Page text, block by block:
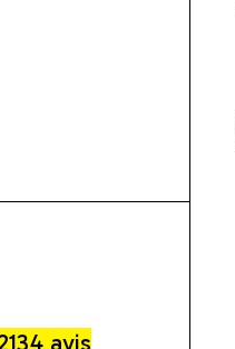
avis